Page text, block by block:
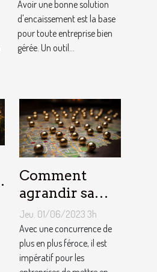
d'encaissement
pour votre
entreprise ?
Avoir une bonne solution
d'encaissement est la base
pour toute entreprise bien
gérée. Un outil...
Comment
agrandir sa
notoriété
locale et
fidéliser sa
clientèle grâce
Jeu. 01/06/2023 3h
Avec une concurrence de
plus en plus féroce, il est
impératif pour les